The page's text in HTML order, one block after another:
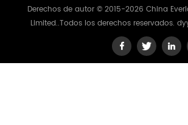
Derechos de autor © 2015-2026 China
Limited..Todos los derechos reservados.